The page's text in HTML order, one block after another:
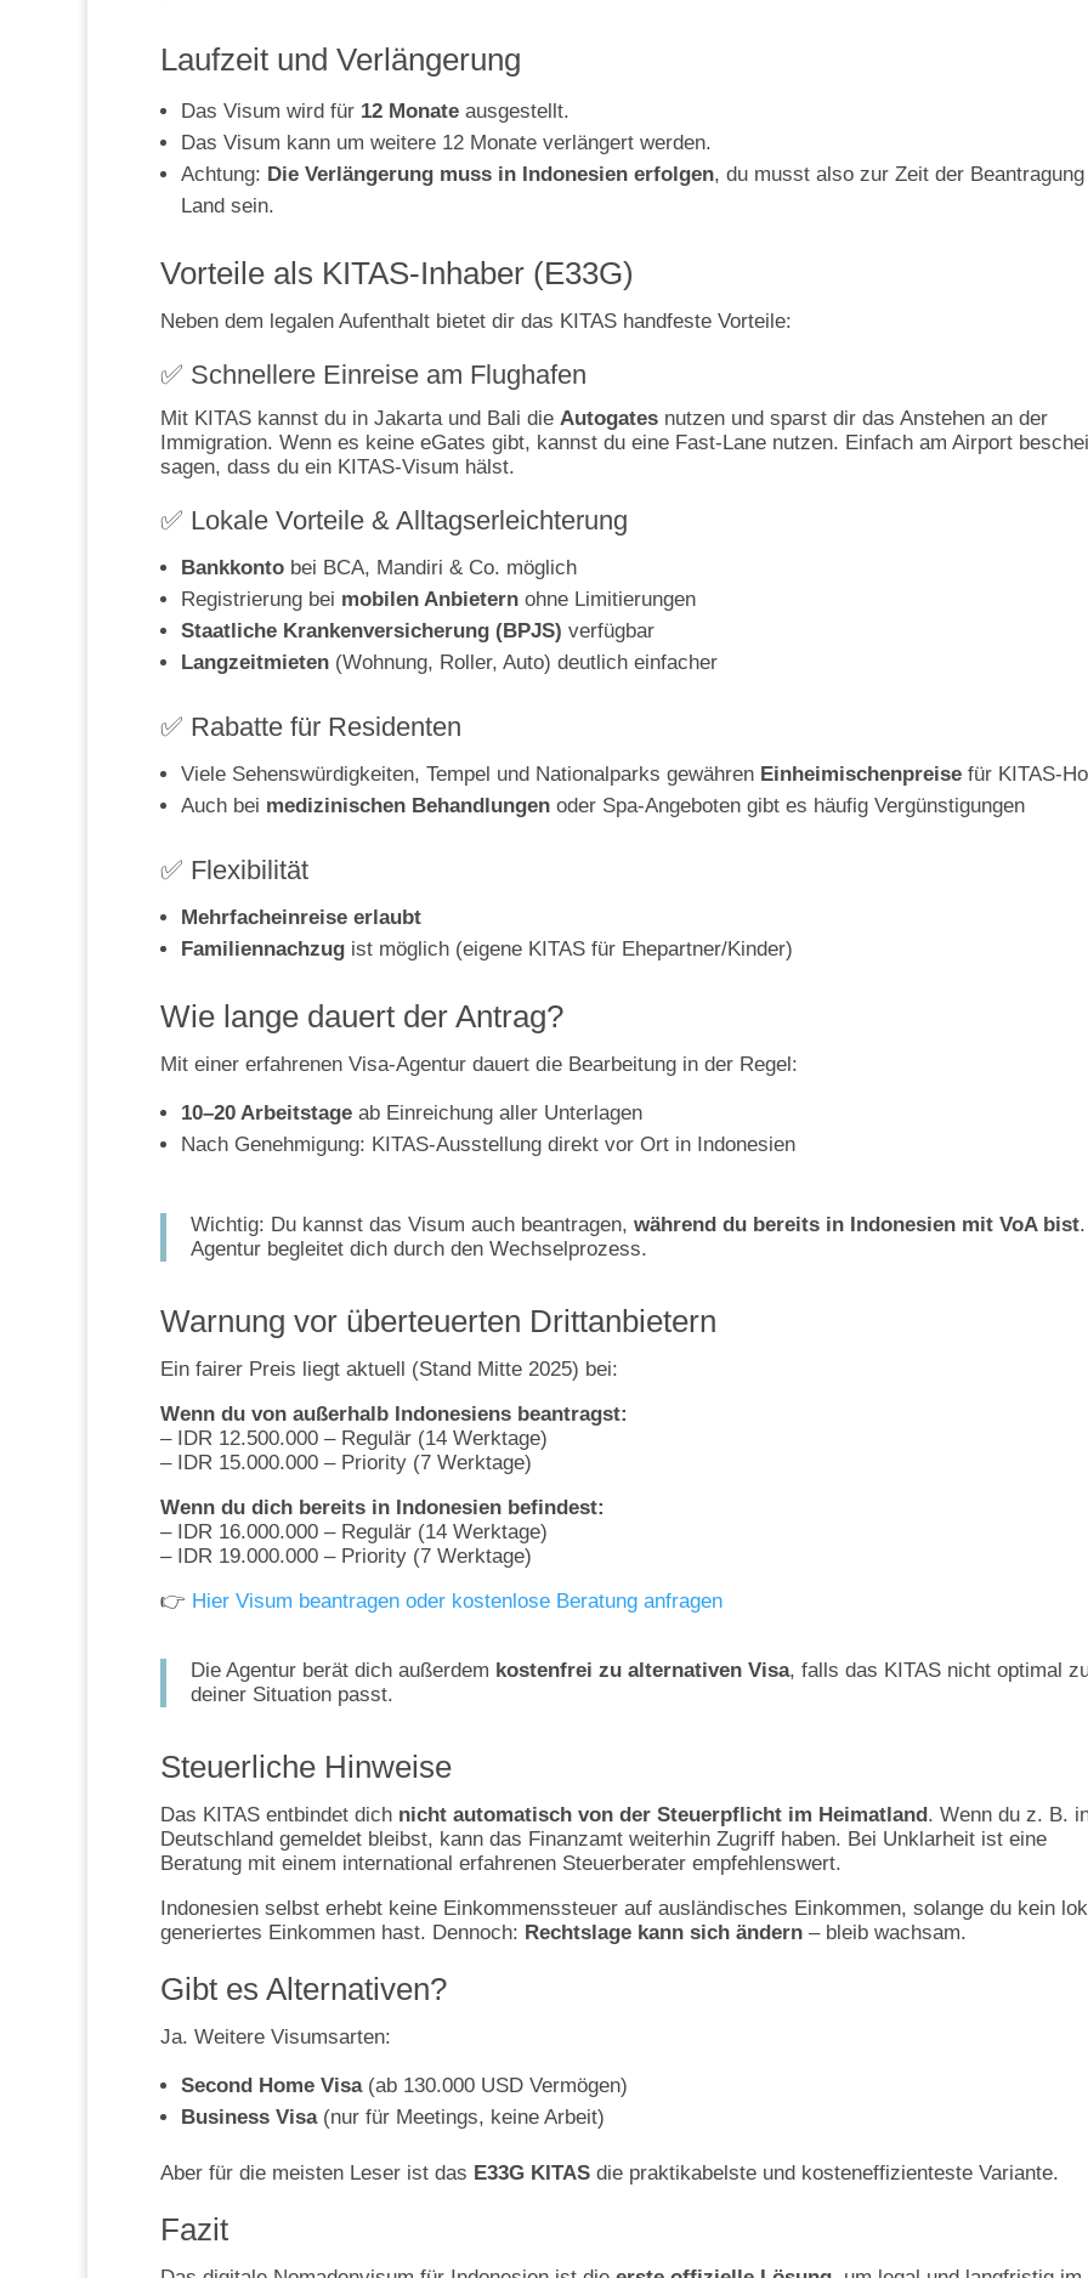
Laufzeit und Verlängerung
Das Visum wird für 12 Monate ausgestellt.
Das Visum kann um weitere 12 Monate verlängert werden.
Achtung: Die Verlängerung muss in Indonesien erfolgen, du musst also zur Zeit der
Land sein.
Vorteile als KITAS-Inhaber (E33G)
Neben dem legalen Aufenthalt bietet dir das KITAS handfeste Vorteile:
✅ Schnellere Einreise am Flughafen
Mit KITAS kannst du in Jakarta und Bali die Autogates nutzen und sparst dir das Anstehen an der
Immigration. Wenn es keine eGates gibt, kannst du eine Fast-Lane nutzen. Einfach am Airport
sagen, dass du ein KITAS-Visum hälst.
✅ Lokale Vorteile & Alltagserleichterung
Bankkonto bei BCA, Mandiri & Co. möglich
Registrierung bei mobilen Anbietern ohne Limitierungen
Staatliche Krankenversicherung (BPJS) verfügbar
Langzeitmieten (Wohnung, Roller, Auto) deutlich einfacher
✅ Rabatte für Residenten
Viele Sehenswürdigkeiten, Tempel und Nationalparks gewähren Einheimischenpreise für KITAS-
Auch bei medizinischen Behandlungen oder Spa-Angeboten gibt es häufig Vergünstigungen
✅ Flexibilität
Mehrfacheinreise erlaubt
Familiennachzug ist möglich (eigene KITAS für Ehepartner/Kinder)
Wie lange dauert der Antrag?
Mit einer erfahrenen Visa-Agentur dauert die Bearbeitung in der Regel:
10–20 Arbeitstage ab Einreichung aller Unterlagen
Nach Genehmigung: KITAS-Ausstellung direkt vor Ort in Indonesien
Wichtig: Du kannst das Visum auch beantragen, während du bereits in Indonesien mit VoA bist
Agentur begleitet dich durch den Wechselprozess.
Warnung vor überteuerten Drittanbietern
Ein fairer Preis liegt aktuell (Stand Mitte 2025) bei:
Wenn du von außerhalb Indonesiens beantragst:
– IDR 12.500.000 – Regulär (14 Werktage)
– IDR 15.000.000 – Priority (7 Werktage)
Wenn du dich bereits in Indonesien befindest:
– IDR 16.000.000 – Regulär (14 Werktage)
– IDR 19.000.000 – Priority (7 Werktage)
👉 Hier Visum beantragen oder kostenlose Beratung anfragen
Die Agentur berät dich außerdem kostenfrei zu alternativen Visa, falls das KITAS nicht optimal
deiner Situation passt.
Steuerliche Hinweise
Das KITAS entbindet dich nicht automatisch von der Steuerpflicht im Heimatland. Wenn du z. B.
Deutschland gemeldet bleibst, kann das Finanzamt weiterhin Zugriff haben. Bei Unklarheit ist eine
Beratung mit einem international erfahrenen Steuerberater empfehlenswert.
Indonesien selbst erhebt keine Einkommenssteuer auf ausländisches Einkommen, solange du kein
generiertes Einkommen hast. Dennoch: Rechtslage kann sich ändern – bleib wachsam.
Gibt es Alternativen?
Ja. Weitere Visumsarten:
Second Home Visa(ab 130.000 USD Vermögen)
Business Visa(nur für Meetings, keine Arbeit)
Aber für die meisten Leser ist das E33G KITAS die praktikabelste und kosteneffizienteste Variante.
Fazit